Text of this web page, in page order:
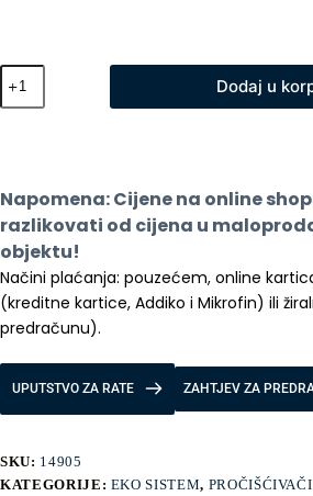
Xiaomi
Mi
Prociscivac
Dodaj u
Napomena: Cijene na online
razlikovati od cijena u
objektu!
Načini plaćanja: pouzećem, online
(kreditne kartice, Addiko i Mikrofin) ili
predračunu).
UPUTSTVO ZA RATE ZAHTJEV ZA
SKU: 14905
KATEGORIJE: EKO SISTEM,